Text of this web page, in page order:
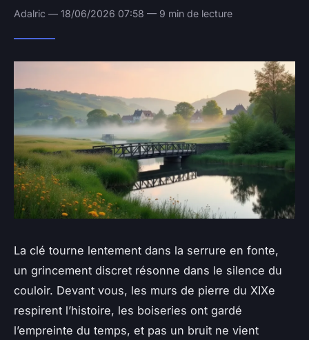
Adalric — 18/06/2026 07:58 — 9 min de lecture
La clé tourne lentement dans la serrure en fonte,
un grincement discret résonne dans le silence du
couloir. Devant vous, les murs de pierre du XIXe
respirent l’histoire, les boiseries ont gardé
l’empreinte du temps, et pas un bruit ne vient